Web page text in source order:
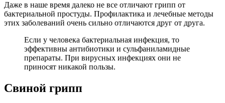
Даже в наше время далеко не все отличают грипп от
бактериальной простуды. Профилактика и лечебные методы
этих заболеваний очень сильно отличаются друг от друга.
Если у человека бактериальная инфекция, то
эффективны антибиотики и сульфаниламидные
препараты. При вирусных инфекциях они не
приносят никакой пользы.
Свиной грипп